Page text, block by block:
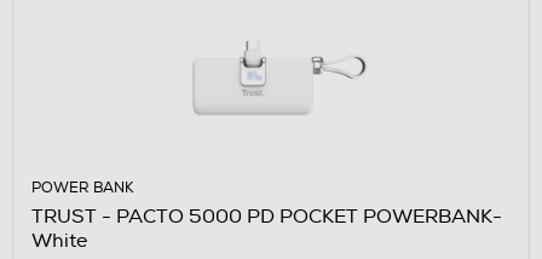
POWER BANK
TRUST - PACTO 5000 PD POCKET POWERBANK-
White